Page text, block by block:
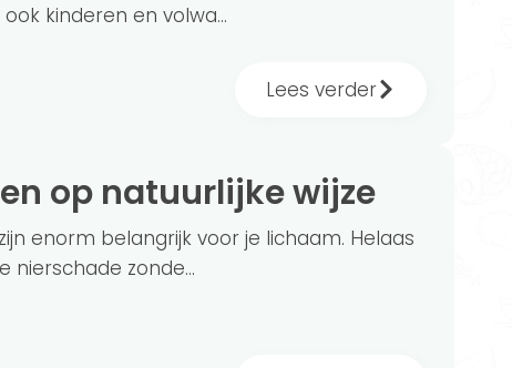
kinderen en volwa...
Lees verder
op natuurlijke wijze
enorm belangrijk voor je lichaam. Helaas
nierschade zonde...